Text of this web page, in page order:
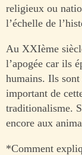
religieux ou
l’échelle de
Au XXIème
l’apogée car ils
humains. Ils
important de
traditionalisme.
encore aux
*Comment